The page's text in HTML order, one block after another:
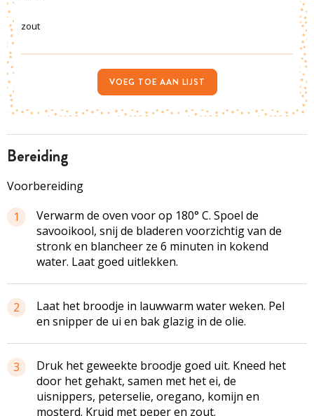
bereiding
Voorbereiding
1
Verwarm de oven voor op 180° C. Spoel de
savooikool, snij de bladeren voorzichtig van de
stronk en blancheer ze 6 minuten in kokend
water. Laat goed uitlekken.
2
Laat het broodje in lauwwarm water weken. Pel
en snipper de ui en bak glazig in de olie.
3
Druk het geweekte broodje goed uit. Kneed het
door het gehakt, samen met het ei, de
uisnippers, peterselie, oregano, komijn en
mosterd. Kruid met peper en zout.
zout
VOEG TOE AAN LIJST